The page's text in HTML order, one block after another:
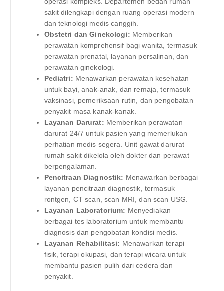
operasi kompleks. Departemen bedah rumah
sakit dilengkapi dengan ruang operasi modern
dan teknologi medis canggih.
Obstetri dan Ginekologi: Memberikan
perawatan komprehensif bagi wanita, termasuk
perawatan prenatal, layanan persalinan, dan
perawatan ginekologi.
Pediatri: Menawarkan perawatan kesehatan
untuk bayi, anak-anak, dan remaja, termasuk
vaksinasi, pemeriksaan rutin, dan pengobatan
penyakit masa kanak-kanak.
Layanan Darurat: Memberikan perawatan
darurat 24/7 untuk pasien yang memerlukan
perhatian medis segera. Unit gawat darurat
rumah sakit dikelola oleh dokter dan perawat
berpengalaman.
Pencitraan Diagnostik: Menawarkan berbagai
layanan pencitraan diagnostik, termasuk
rontgen, CT scan, scan MRI, dan scan USG.
Layanan Laboratorium: Menyediakan
berbagai tes laboratorium untuk membantu
diagnosis dan pengobatan kondisi medis.
Layanan Rehabilitasi: Menawarkan terapi
fisik, terapi okupasi, dan terapi wicara untuk
membantu pasien pulih dari cedera dan
penyakit.